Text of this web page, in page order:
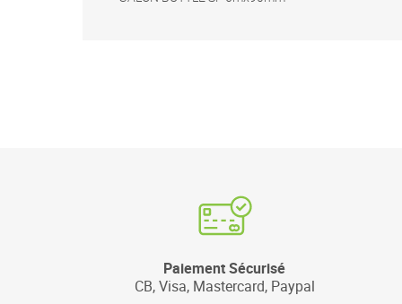
Paiement Sécurisé
CB, Visa, Mastercard, Paypal